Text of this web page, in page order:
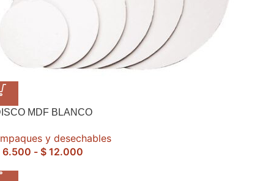
MDF BLANCO
y desechables
6.500 - $ 12.000